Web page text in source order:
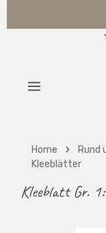
Home Rund
Kleeblätter
Kleeblatt Gr.